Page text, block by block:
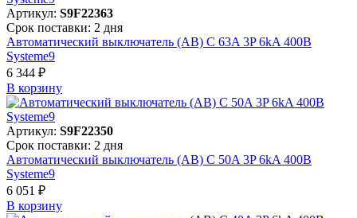
Артикул: S9F22363
Срок поставки: 2 дня
Автоматический выключатель (АВ) C 63A 3P 6kA 400В
Systeme9
6 344 ₽
В корзинy
Артикул: S9F22350
Срок поставки: 2 дня
Автоматический выключатель (АВ) C 50A 3P 6kA 400В
Systeme9
6 051 ₽
В корзинy